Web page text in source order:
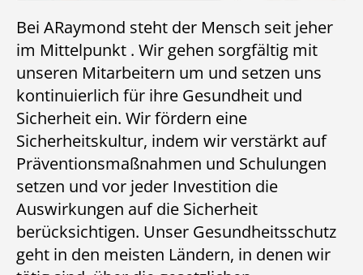
Bei ARaymond steht der Mensch seit jeher
im Mittelpunkt . Wir gehen sorgfältig mit
unseren Mitarbeitern um und setzen uns
kontinuierlich für ihre Gesundheit und
Sicherheit ein. Wir fördern eine
Sicherheitskultur, indem wir verstärkt auf
Präventionsmaßnahmen und Schulungen
setzen und vor jeder Investition die
Auswirkungen auf die Sicherheit
berücksichtigen. Unser Gesundheitsschutz
geht in den meisten Ländern, in denen wir